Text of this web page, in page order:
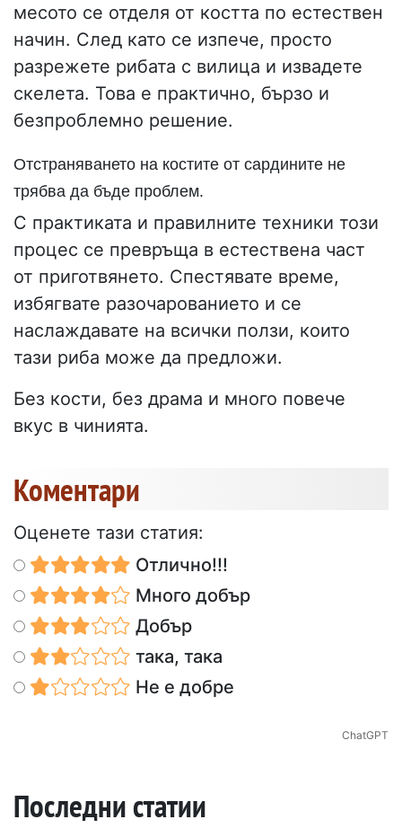
месото се отделя от костта по естествен
начин. След като се изпече, просто
разрежете рибата с вилица и извадете
скелета. Това е практично, бързо и
безпроблемно решение.
Отстраняването на костите от сардините не
трябва да бъде проблем.
С практиката и правилните техники този
процес се превръща в естествена част
от приготвянето. Спестявате време,
избягвате разочарованието и се
наслаждавате на всички ползи, които
тази риба може да предложи.
Без кости, без драма и много повече
вкус в чинията.
Коментари
Оценете тази статия:
Отлично!!!
Много добър
Добър
така, така
Не е добре
ChatGPT
Последни статии